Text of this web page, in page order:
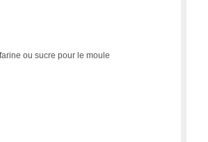
ou sucre pour le moule